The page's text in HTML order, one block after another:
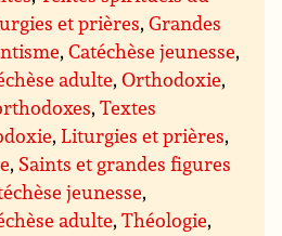
et prières,Grandes
,Catéchèse jeunesse,
adulte,Orthodoxie,
,Textes
,Liturgies et prières,
, Saints et grandes figures
jeunesse,
adulte,Théologie,